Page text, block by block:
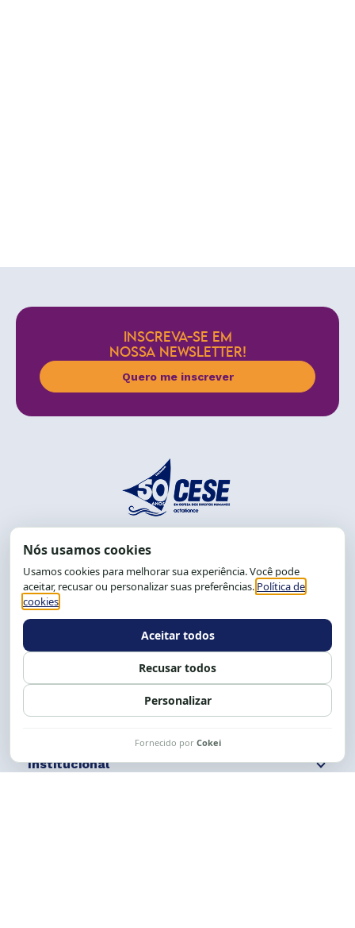
INSCREVA-SE EM
NOSSA NEWSLETTER!
Quero me inscrever
End.: R. da Graça, 150. Graça
CEP: 40.150-055
Salvador-BA, Brasil.
Tel.: (71) 2104-5457, Cel.: (71) 9 9239-2104 ou 2105
Expediente: 8h às 12h e 13 às 17h.
Siga nossas redes Fale conosco
Institucional